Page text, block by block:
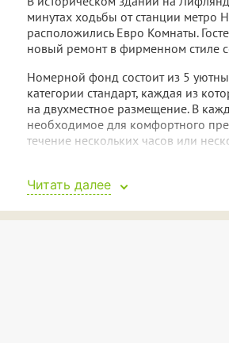
минутах ходьбы от станции метро
расположились Евро Комнаты.
новый ремонт в фирменном стиле
Номерной фонд состоит из 5
категории стандарт, каждая из
на двухместное размещение. В
необходимое для комфортного
течение нескольких часов или
кухня (с посудой, небольшим
мойкой). Индивидуальный санузел
Читать далее